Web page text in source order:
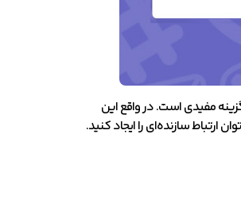
مفیدی است. در واقع این
ارتباط سازنده‌ای را ایجاد کنید.